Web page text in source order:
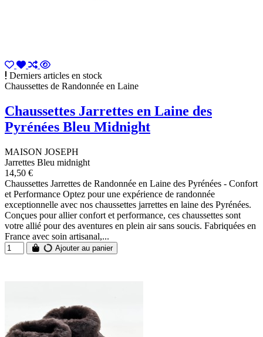
Derniers articles en stock
Chaussettes de Randonnée en Laine
Chaussettes Jarrettes en Laine des
Pyrénées Bleu Midnight
MAISON JOSEPH
Jarrettes Bleu midnight
14,50 €
Chaussettes Jarrettes de Randonnée en Laine des Pyrénées - Confort
et Performance Optez pour une expérience de randonnée
exceptionnelle avec nos chaussettes jarrettes en laine des Pyrénées.
Conçues pour allier confort et performance, ces chaussettes sont
votre allié pour des aventures en plein air sans soucis. Fabriquées en
France avec soin artisanal,...
Ajouter au panier